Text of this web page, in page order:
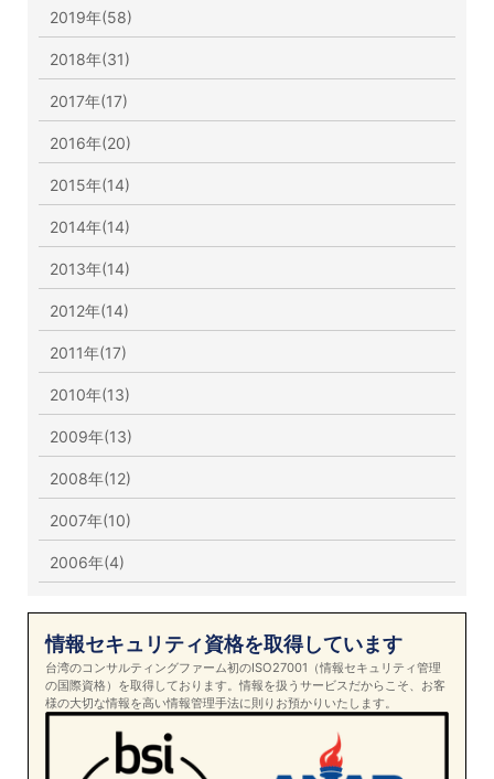
2019年(58)
2018年(31)
2017年(17)
2016年(20)
2015年(14)
2014年(14)
2013年(14)
2012年(14)
2011年(17)
2010年(13)
2009年(13)
2008年(12)
2007年(10)
2006年(4)
情報セキュリティ資格を取得しています
台湾のコンサルティングファーム初のISO27001（情報セキュリティ管理
の国際資格）を取得しております。情報を扱うサービスだからこそ、お客
様の大切な情報を高い情報管理手法に則りお預かりいたします。